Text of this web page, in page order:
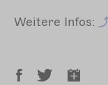
Weitere Infos: